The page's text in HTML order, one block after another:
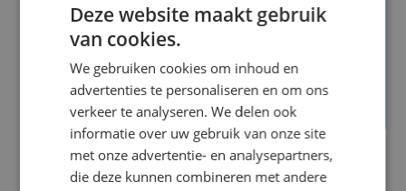
Is er een landelijk actie en moeten alle filialen
voorzien worden van printwerk? Geen
probleem!
Deze website maakt gebruik
van cookies.
We gebruiken cookies om inhoud en
advertenties te personaliseren en om ons
verkeer te analyseren. We delen ook
informatie over uw gebruik van onze site
met onze advertentie- en analysepartners,
die deze kunnen combineren met andere